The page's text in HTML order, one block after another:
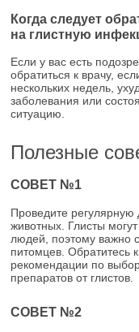
Когда следует
на глистную
Если у вас есть
обратиться к врачу,
нескольких недель,
заболевания или
ситуацию.
Полезные
СОВЕТ №1
Проведите
животных. Глисты
людей, поэтому важно
питомцев. Обратитесь
рекомендации по
препаратов от глистов.
СОВЕТ №2